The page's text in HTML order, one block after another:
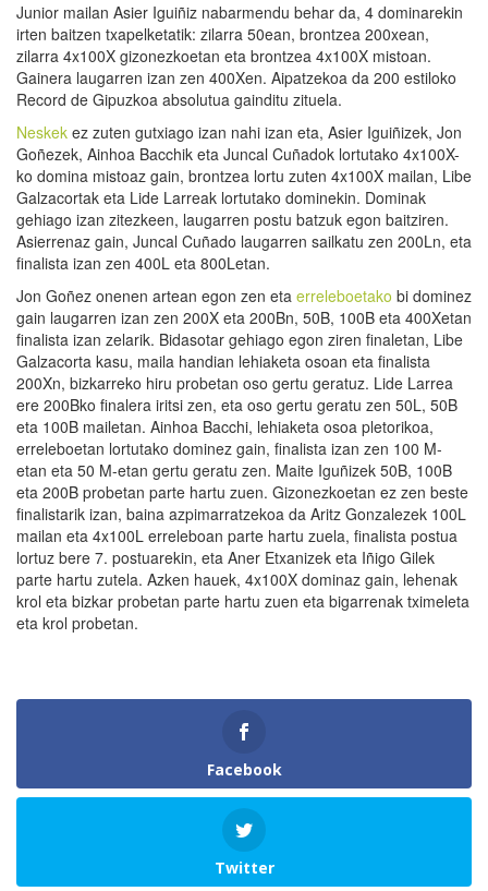
Junior mailan Asier Iguiñiz nabarmendu behar da, 4 dominarekin
irten baitzen txapelketatik: zilarra 50ean, brontzea 200xean,
zilarra 4x100X gizonezkoetan eta brontzea 4x100X mistoan.
Gainera laugarren izan zen 400Xen. Aipatzekoa da 200 estiloko
Record de Gipuzkoa absolutua gainditu zituela.
Neskek ez zuten gutxiago izan nahi izan eta, Asier Iguiñizek, Jon
Goñezek, Ainhoa Bacchik eta Juncal Cuñadok lortutako 4x100X-
ko domina mistoaz gain, brontzea lortu zuten 4x100X mailan, Libe
Galzacortak eta Lide Larreak lortutako dominekin. Dominak
gehiago izan zitezkeen, laugarren postu batzuk egon baitziren.
Asierrenaz gain, Juncal Cuñado laugarren sailkatu zen 200Ln, eta
finalista izan zen 400L eta 800Letan.
Jon Goñez onenen artean egon zen eta erreleboetako bi dominez
gain laugarren izan zen 200X eta 200Bn, 50B, 100B eta 400Xetan
finalista izan zelarik. Bidasotar gehiago egon ziren finaletan, Libe
Galzacorta kasu, maila handian lehiaketa osoan eta finalista
200Xn, bizkarreko hiru probetan oso gertu geratuz. Lide Larrea
ere 200Bko finalera iritsi zen, eta oso gertu geratu zen 50L, 50B
eta 100B mailetan. Ainhoa Bacchi, lehiaketa osoa pletorikoa,
erreleboetan lortutako dominez gain, finalista izan zen 100 M-
etan eta 50 M-etan gertu geratu zen. Maite Iguñizek 50B, 100B
eta 200B probetan parte hartu zuen. Gizonezkoetan ez zen beste
finalistarik izan, baina azpimarratzekoa da Aritz Gonzalezek 100L
mailan eta 4x100L erreleboan parte hartu zuela, finalista postua
lortuz bere 7. postuarekin, eta Aner Etxanizek eta Iñigo Gilek
parte hartu zutela. Azken hauek, 4x100X dominaz gain, lehenak
krol eta bizkar probetan parte hartu zuen eta bigarrenak tximeleta
eta krol probetan.
Facebook
Twitter